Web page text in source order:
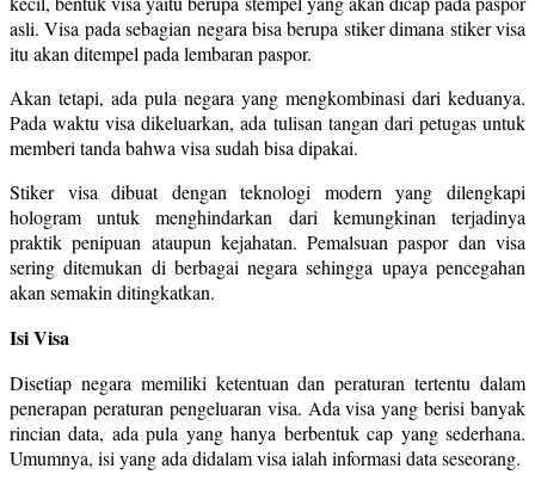
asli. Visa pada sebagian negara bisa berupa stiker dimana stiker visa
itu akan ditempel pada lembaran paspor.
Akan tetapi, ada pula negara yang mengkombinasi dari keduanya.
Pada waktu visa dikeluarkan, ada tulisan tangan dari petugas untuk
memberi tanda bahwa visa sudah bisa dipakai.
Stiker visa dibuat dengan teknologi modern yang dilengkapi
hologram untuk menghindarkan dari kemungkinan terjadinya
praktik penipuan ataupun kejahatan. Pemalsuan paspor dan visa
sering ditemukan di berbagai negara sehingga upaya pencegahan
akan semakin ditingkatkan.
Isi Visa
Disetiap negara memiliki ketentuan dan peraturan tertentu dalam
penerapan peraturan pengeluaran visa. Ada visa yang berisi banyak
rincian data, ada pula yang hanya berbentuk cap yang sederhana.
Umumnya, isi yang ada didalam visa ialah informasi data seseorang.